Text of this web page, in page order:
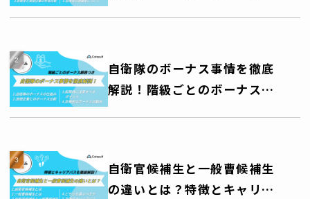
退職金まで徹底解説
自衛隊のボーナス事情を徹底
解説！階級ごとのボーナス額
一覧表つき
自衛官候補生と一般曹候補生
の違いとは？特徴とキャリア